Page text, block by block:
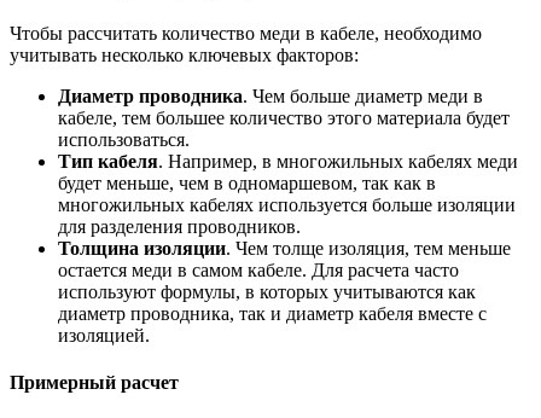
Чтобы рассчитать количество меди в кабеле, необходимо
учитывать несколько ключевых факторов:
Диаметр проводника. Чем больше диаметр меди в
кабеле, тем большее количество этого материала будет
использоваться.
Тип кабеля. Например, в многожильных кабелях меди
будет меньше, чем в одномаршевом, так как в
многожильных кабелях используется больше изоляции
для разделения проводников.
Толщина изоляции. Чем толще изоляция, тем меньше
остается меди в самом кабеле. Для расчета часто
используют формулы, в которых учитываются как
диаметр проводника, так и диаметр кабеля вместе с
изоляцией.
Примерный расчет